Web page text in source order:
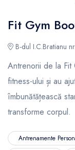
Fit Gym
B-dul I.C.Bratianu
Antrenorii de la Fit
fitness-ului și au
îmbunătățească
transforme corpul.
Antrenamente